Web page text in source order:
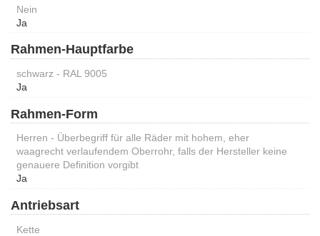
Nein
Ja
Rahmen-Hauptfarbe
schwarz - RAL 9005
Ja
Rahmen-Form
Herren - Überbegriff für alle Räder mit hohem, eher
waagrecht verlaufendem Oberrohr, falls der Hersteller keine
genauere Definition vorgibt
Ja
Antriebsart
Kette